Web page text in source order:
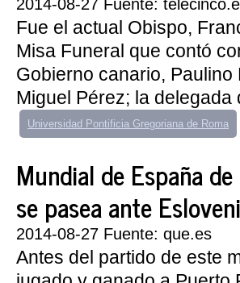
2014-08-27 Fuente:
Fue el actual Obispo,
Misa Funeral que contó
Gobierno canario,
Miguel Pérez; la
Universidad Pontificia Gregoriana de Roma
Mundial de España
se pasea ante
2014-08-27 Fuente: que.es
Antes del partido de este